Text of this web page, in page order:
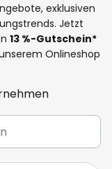
exklusiven
Jetzt
13 %-Gutschein*
Onlineshop